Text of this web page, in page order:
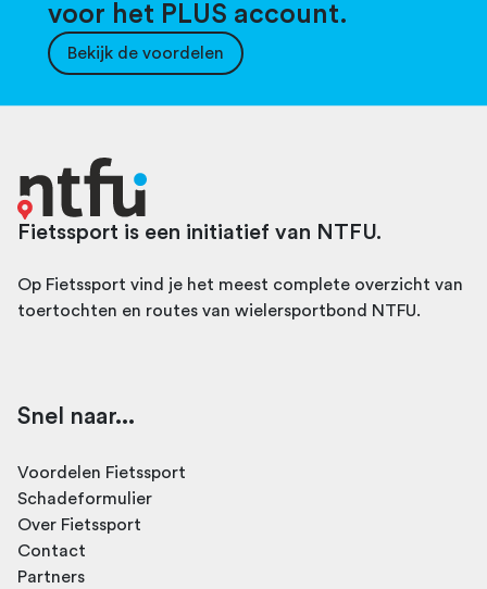
voor het PLUS account.
Bekijk de voordelen
Fietssport is een initiatief van NTFU.
Op Fietssport vind je het meest complete overzicht van
toertochten en routes van wielersportbond NTFU.
Snel naar...
Voordelen Fietssport
Schadeformulier
Over Fietssport
Contact
Partners